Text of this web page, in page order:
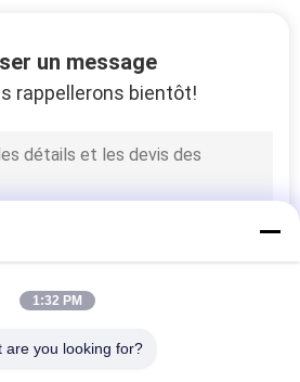
électrique
un message
rappellerons bientôt!
1:32 PM
are you looking for?